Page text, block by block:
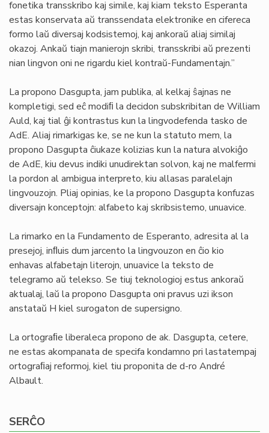
fonetika transskribo kaj simile, kaj kiam teksto Esperanta
estas konservata aŭ transsendata elektronike en cifereca
formo laŭ diversaj kodsistemoj, kaj ankoraŭ aliaj similaj
okazoj. Ankaŭ tiajn manierojn skribi, transskribi aŭ prezenti
nian lingvon oni ne rigardu kiel kontraŭ-Fundamentajn.”
La propono Dasgupta, jam publika, al kelkaj ŝajnas ne
kompletigi, sed eĉ modiﬁ la decidon subskribitan de William
Auld, kaj tial ĝi kontrastus kun la lingvodefenda tasko de
AdE. Aliaj rimarkigas ke, se ne kun la statuto mem, la
propono Dasgupta ĉiukaze kolizias kun la natura alvokiĝo
de AdE, kiu devus indiki unudirektan solvon, kaj ne malfermi
la pordon al ambigua interpreto, kiu allasas paralelajn
lingvouzojn. Pliaj opinias, ke la propono Dasgupta konfuzas
diversajn konceptojn: alfabeto kaj skribsistemo, unuavice.
La rimarko en la Fundamento de Esperanto, adresita al la
presejoj, inﬂuis dum jarcento la lingvouzon en ĉio kio
enhavas alfabetajn literojn, unuavice la teksto de
telegramo aŭ telekso. Se tiuj teknologioj estus ankoraŭ
aktualaj, laŭ la propono Dasgupta oni pravus uzi ikson
anstataŭ H kiel surogaton de supersigno.
La ortograﬁe liberaleca propono de ak. Dasgupta, cetere,
ne estas akompanata de specifa kondamno pri lastatempaj
ortograﬁaj reformoj, kiel tiu proponita de d-ro André
Albault.
SERĈO